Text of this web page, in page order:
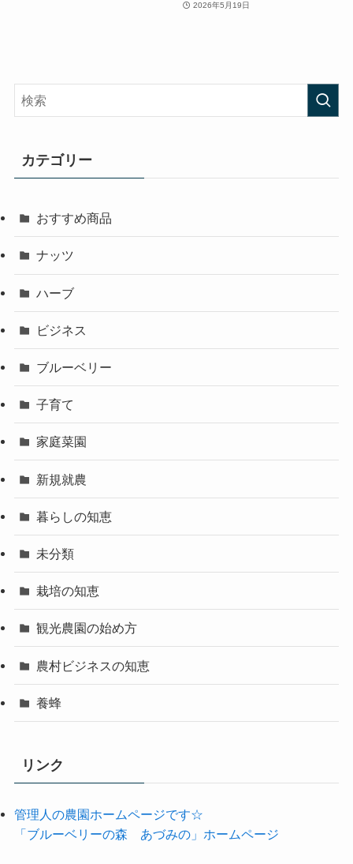
2026年5月19日
カテゴリー
おすすめ商品
ナッツ
ハーブ
ビジネス
ブルーベリー
子育て
家庭菜園
新規就農
暮らしの知恵
未分類
栽培の知恵
観光農園の始め方
農村ビジネスの知恵
養蜂
リンク
管理人の農園ホームページです☆
「ブルーベリーの森 あづみの」ホームページ